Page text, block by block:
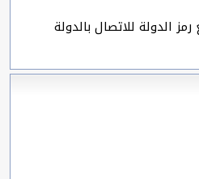
الدولة للاتصال بالدولة